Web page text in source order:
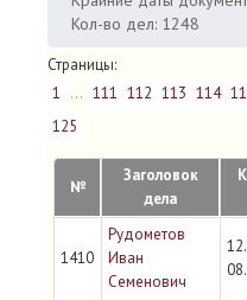
Кол-во дел: 1248
Страницы:
1 ... 111 112 113 114
125
№
Заголовок
дела
1410
Рудометов
Иван
Семенович